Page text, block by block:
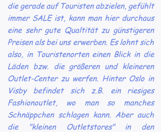
die gerade auf Touristen abzielen, gefühlt
immer SALE ist, kann man hier durchaus
eine sehr gute Qualtität zu günstigeren
Preisen als bei uns erwerben. Es lohnt sich
also, in Touristenorten einen Blick in die
Läden bzw. die größeren und kleineren
Outlet-Center zu werfen. Hinter Oslo in
Visby befindet sich z.B. ein riesiges
Fashionoutlet, wo man so manches
Schnäppchen schlagen kann. Aber auch
die "kleinen Outletstores" in den